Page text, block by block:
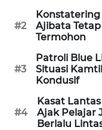
#2
Konstatering
Ajibata
Termohon
#3
Patroli Blue
Situasi
Kondusif
#4
Kasat
Ajak Pelajar
Berlalu
PAPUA
BARAT
WN
RIAU
WN
SERAMBI